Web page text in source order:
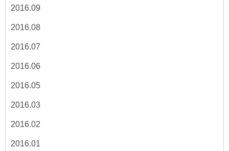
2016.09
2016.08
2016.07
2016.06
2016.05
2016.03
2016.02
2016.01